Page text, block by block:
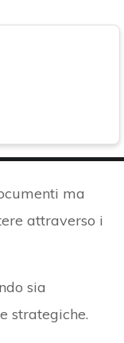
ma
attraverso i
sia
strategiche.